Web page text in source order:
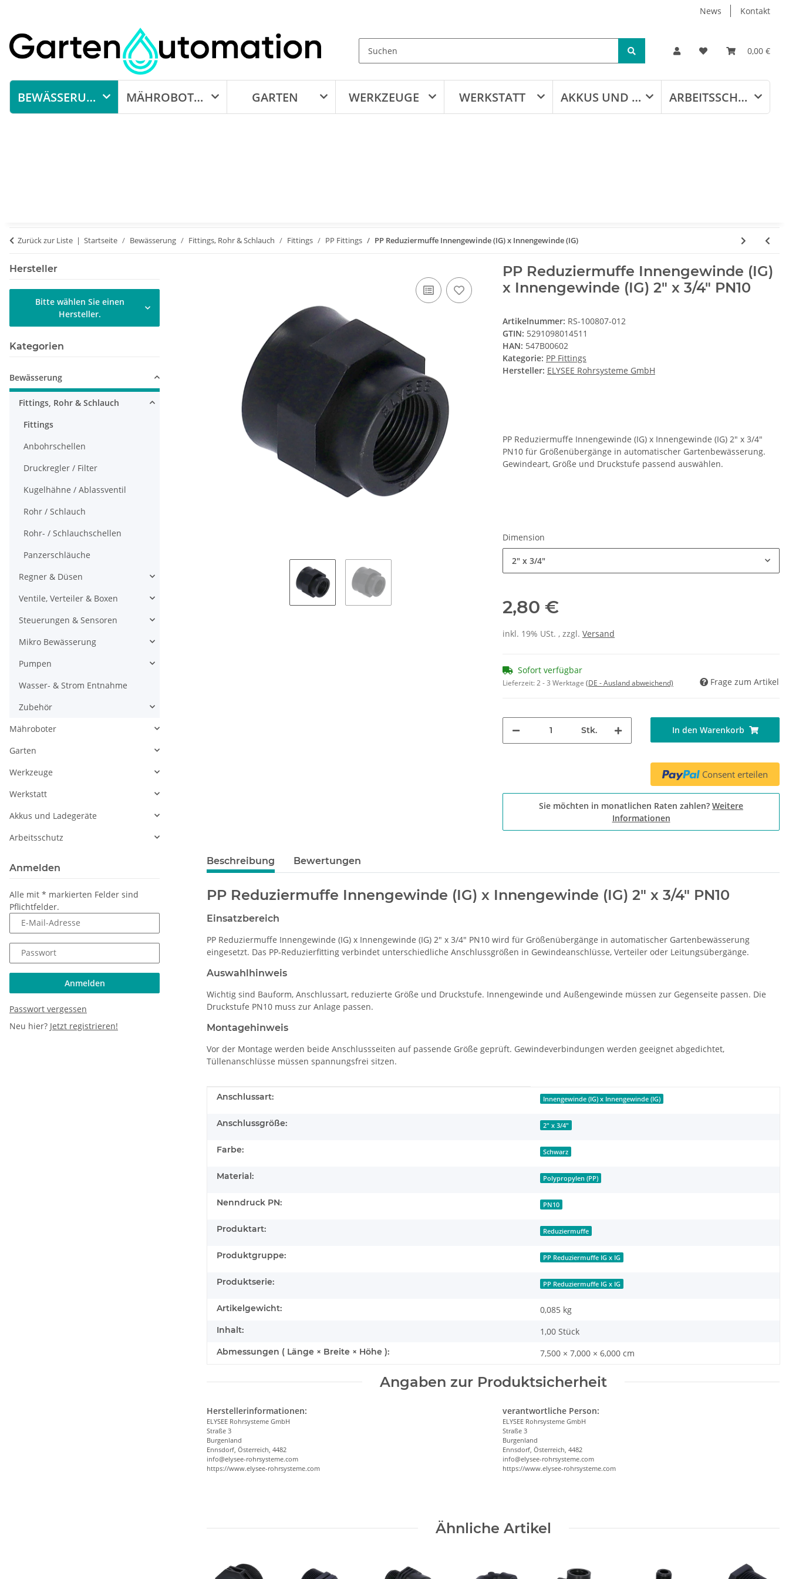
News Kontakt
0,00 €
BEWÄSSERUNG MÄHROBOTER GARTEN WERKZEUGE WERKSTATT AKKUS UND LADEGERÄTE ARBEITSSCHUTZ
Zurück zur Liste Startseite Bewässerung Fittings, Rohr & Schlauch Fittings PP Fittings PP Reduziermuffe Innengewinde (IG) x Innengewinde (IG)
PP Reduziermuffe Innengewinde (IG)
x Innengewinde (IG) 2" x 3/4" PN10
Artikelnummer: RS-100807-012
GTIN: 5291098014511
HAN: 547B00602
Kategorie: PP Fittings
Hersteller: ELYSEE Rohrsysteme GmbH
PP Reduziermuffe Innengewinde (IG) x Innengewinde (IG) 2" x 3/4"
PN10 für Größenübergänge in automatischer Gartenbewässerung.
Gewindeart, Größe und Druckstufe passend auswählen.
Dimension
2" x 3/4"
2,80 €
inkl. 19% USt. , zzgl. Versand
Sofort verfügbar
Lieferzeit:2 - 3 Werktage (DE - Ausland abweichend) Frage zum Artikel
Stk. In den Warenkorb
Consent erteilen
Sie möchten in monatlichen Raten zahlen? Weitere
Informationen
Beschreibung Bewertungen
PP Reduziermuffe Innengewinde (IG) x Innengewinde (IG) 2" x 3/4" PN10
Einsatzbereich
PP Reduziermuffe Innengewinde (IG) x Innengewinde (IG) 2" x 3/4" PN10 wird für Größenübergänge in automatischer Gartenbewässerung
eingesetzt. Das PP-Reduzierfitting verbindet unterschiedliche Anschlussgrößen in Gewindeanschlüsse, Verteiler oder Leitungsübergänge.
Auswahlhinweis
Wichtig sind Bauform, Anschlussart, reduzierte Größe und Druckstufe. Innengewinde und Außengewinde müssen zur Gegenseite passen. Die
Druckstufe PN10 muss zur Anlage passen.
Montagehinweis
Vor der Montage werden beide Anschlussseiten auf passende Größe geprüft. Gewindeverbindungen werden geeignet abgedichtet,
Tüllenanschlüsse müssen spannungsfrei sitzen.
Produkteigenschaft
Wert
Anschlussart: Innengewinde (IG) x Innengewinde (IG)
Anschlussgröße: 2" x 3/4"
Farbe: Schwarz
Material: Polypropylen (PP)
Nenndruck PN: PN10
Produktart: Reduziermuffe
Produktgruppe: PP Reduziermuffe IG x IG
Produktserie: PP Reduziermuffe IG x IG
Artikelgewicht: 0,085 kg
Inhalt: 1,00 Stück
Abmessungen ( Länge × Breite × Höhe ): 7,500 × 7,000 × 6,000 cm
Angaben zur Produktsicherheit
Herstellerinformationen:
ELYSEE Rohrsysteme GmbH
Straße 3
Burgenland
Ennsdorf, Österreich, 4482
info@elysee-rohrsysteme.com
https://www.elysee-rohrsysteme.com
verantwortliche Person:
ELYSEE Rohrsysteme GmbH
Straße 3
Burgenland
Ennsdorf, Österreich, 4482
info@elysee-rohrsysteme.com
https://www.elysee-rohrsysteme.com
Ähnliche Artikel
Hersteller
Bitte wählen Sie einen
Hersteller.
Kategorien
Bewässerung
Fittings, Rohr & Schlauch
Fittings
Anbohrschellen
Druckregler / Filter
Kugelhähne / Ablassventil
Rohr / Schlauch
Rohr- / Schlauchschellen
Panzerschläuche
Regner & Düsen
Ventile, Verteiler & Boxen
Steuerungen & Sensoren
Mikro Bewässerung
Pumpen
Wasser- & Strom Entnahme
Zubehör
Mähroboter
Garten
Werkzeuge
Werkstatt
Akkus und Ladegeräte
Arbeitsschutz
Anmelden
Alle mit * markierten Felder sind
Pflichtfelder.
E-Mail-Adresse
Passwort
Anmelden
Passwort vergessen
Neu hier? Jetzt registrieren!